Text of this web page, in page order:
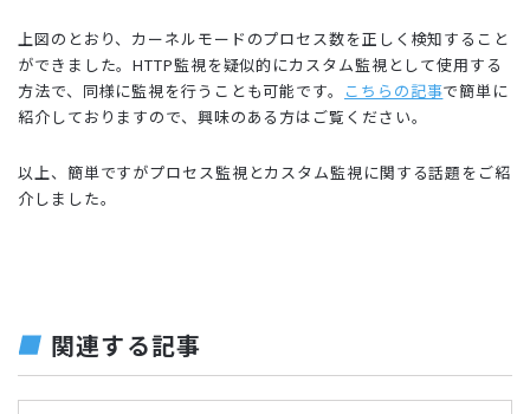
上図のとおり、カーネルモードのプロセス数を正しく検知すること
ができました。HTTP監視を疑似的にカスタム監視として使用する
方法で、同様に監視を行うことも可能です。
こちらの記事で簡単に
紹介しておりますので、興味のある方はご覧ください。
以上、簡単ですがプロセス監視とカスタム監視に関する話題をご紹
介しました。
関連する記事